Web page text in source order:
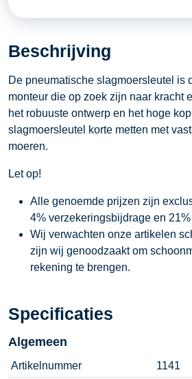
(haaks)
Beschrijving
De pneumatische slagmoersleutel is
monteur die op zoek zijn naar kracht
het robuuste ontwerp en het hoge
slagmoersleutel korte metten met
moeren.
Let op!
Alle genoemde prijzen zijn
4% verzekeringsbijdrage en 21%
Wij verwachten onze artikelen
zijn wij genoodzaakt om
rekening te brengen.
Specificaties
Algemeen
Artikelnummer
1141